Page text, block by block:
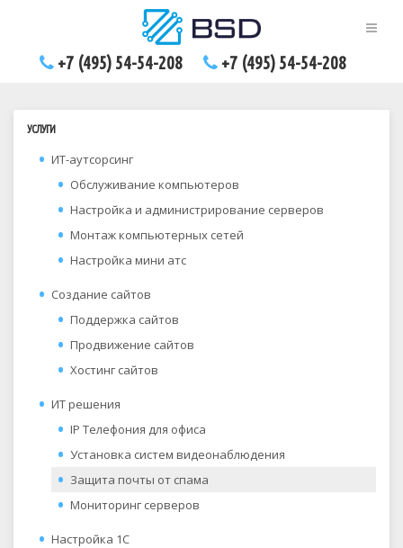
+7 (495) 54-54-208 +7 (495) 54-54-208
УСЛУГИ
ИТ-аутсорсинг
Обслуживание компьютеров
Настройка и администрирование серверов
Монтаж компьютерных сетей
Настройка мини атс
Создание сайтов
Поддержка сайтов
Продвижение сайтов
Хостинг сайтов
ИТ решения
IP Телефония для офиса
Установка систем видеонаблюдения
Защита почты от спама
Мониторинг серверов
Настройка 1С